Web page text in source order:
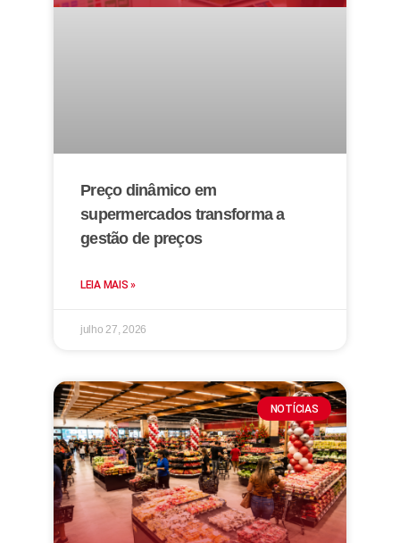
Preço dinâmico em
supermercados transforma a
gestão de preços
LEIA MAIS »
julho 27, 2026
NOTÍCIAS